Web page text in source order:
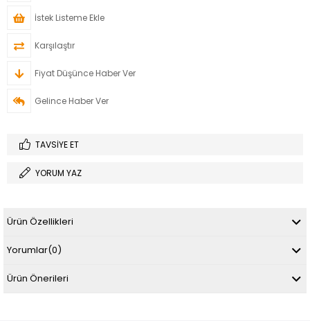
İstek Listeme Ekle
Karşılaştır
Fiyat Düşünce Haber Ver
Gelince Haber Ver
TAVSIYE ET
YORUM YAZ
Ürün Özellikleri
Yorumlar(0)
Ürün Önerileri